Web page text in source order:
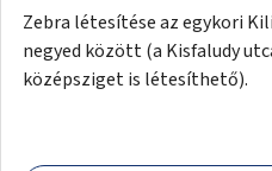
Zebra létesítése az egykori
negyed között (a Kisfaludy
középsziget is létesíthető).